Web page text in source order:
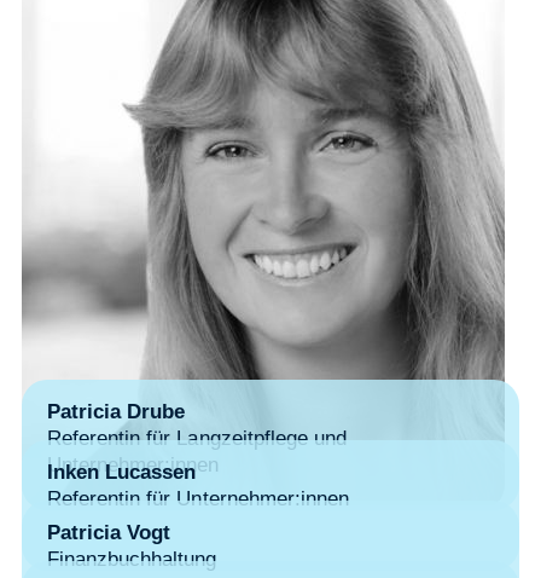
Patricia Drube
Referentin für Langzeitpflege und
Unternehmer:innen
Inken Lucassen
Referentin für Unternehmer:innen
Patricia Vogt
Finanzbuchhaltung